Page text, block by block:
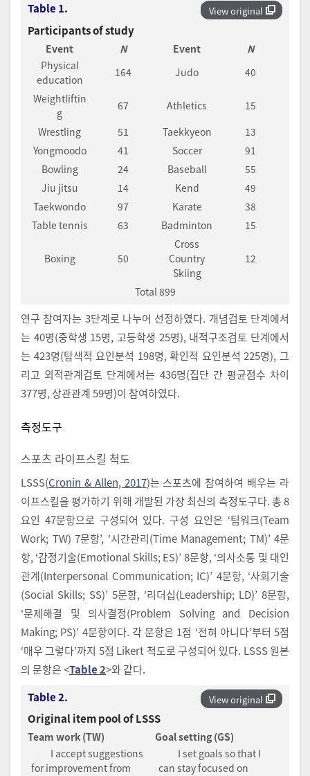
View original
Table 1.
Participants of study
Event N Event
N
Physical
education
164 Judo
40
Weightliftin
g
67 Athletics
15
Wrestling
51 Taekkyeon
13
Yongmoodo
41 Soccer
91
Bowling
24 Baseball
55
Jiu jitsu
14 Kend
49
Taekwondo
97 Karate
38
Table tennis
63 Badminton 15
Boxing 50
Cross
Country
Skiing
12
Total 899
연구 참여자는 3단계로 나누어 선정하였다. 개념검토 단계에서
는 40명(중학생 15명, 고등학생 25명), 내적구조검토 단계에서
는 423명(탐색적 요인분석 198명, 확인적 요인분석 225명), 그
리고 외적관계검토 단계에서는 436명(집단 간 평균점수 차이
377명, 상관관계 59명)이 참여하였다.
측정도구
스포츠 라이프스킬 척도
LSSS(Cronin & Allen, 2017)는 스포츠에 참여하여 배우는 라
이프스킬을 평가하기 위해 개발된 가장 최신의 측정도구다. 총 8
요인 47문항으로 구성되어 있다. 구성 요인은 ‘팀워크(Team
Work; TW) 7문항’, ‘시간관리(Time Management; TM)’ 4문
항, ‘감정기술(Emotional Skills; ES)’ 8문항, ‘의사소통 및 대인
관계(Interpersonal Communication; IC)’ 4문항, ‘사회기술
(Social Skills; SS)’ 5문항, ‘리더십(Leadership; LD)’ 8문항,
‘문제해결 및 의사결정(Problem Solving and Decision
Making; PS)’ 4문항이다. 각 문항은 1점 ‘전혀 아니다’부터 5점
‘매우 그렇다’까지 5점 Likert 척도로 구성되어 있다. LSSS 원본
의 문항은 <Table 2>와 같다.
View original
Table 2.
Original item pool of LSSS
Team work (TW)
Goal setting (GS)
I accept suggestions
for improvement from
I set goals so that I
can stay focused on